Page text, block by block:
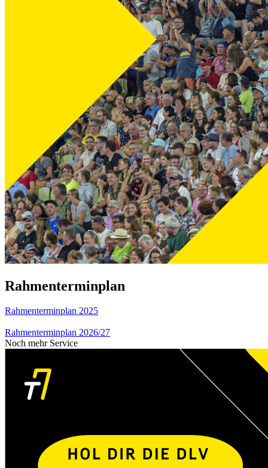
Rahmenterminplan
Rahmenterminplan 2025
Rahmenterminplan 2026/27
Noch mehr Service